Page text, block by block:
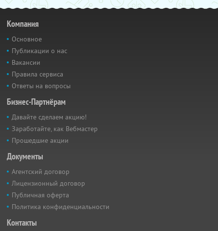
Компания
Основное
Публикации о нас
Вакансии
Правила сервиса
Ответы на вопросы
Бизнес-Партнёрам
Давайте сделаем акцию!
Заработайте, как Вебмастер
Прошедшие акции
Документы
Агентский договор
Лицензионный договор
Публичная оферта
Политика конфиденциальности
Контакты